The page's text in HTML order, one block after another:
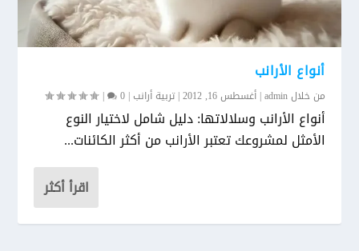
أنواع الأرانب
من خلالadmin
|أغسطس 16, 2012 |تربية أرانب|
0
|
أنواع الأرانب وسلالاتها: دليل شامل لاختيار النوع
الأمثل لمشروعك تعتبر الأرانب من أكثر الكائنات...
اقرأ أكثر